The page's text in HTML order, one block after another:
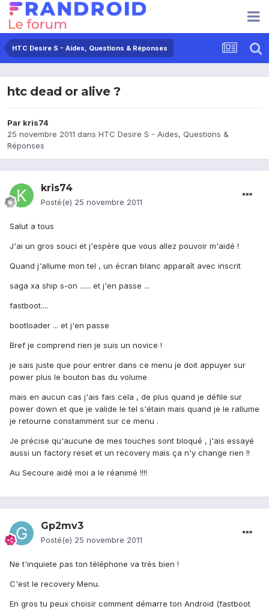
HTC Desire S - Aides, Questions & Réponses
htc dead or alive ?
Par kris74
25 novembre 2011 dans HTC Desire S - Aides, Questions &
Réponses
kris74
Posté(e) 25 novembre 2011
Salut a tous
J'ai un gros souci et j'espère que vous allez pouvoir m'aidé !
Quand j'allume mon tel , un écran blanc apparaît avec inscrit
saga xa ship s-on ...... et j'en passe ...
fastboot....
bootloader ... et j'en passe
Bref je comprend rien je suis un novice !
je sais juste que pour entrer dans ce menu je doit appuyer sur
power plus le bouton bas du volume
mais en aucun cas j'ais fais cela , de plus quand je défile sur
power down et que je valide le tel s'étain mais quand je le rallume
je retourne constamment sur ce menu .
Je précise qu'aucune de mes touches sont bloqué , j'ais essayé
aussi un factory reset et un recovery mais ça n'y change rien !!
Au Secoure aidé moi a le réanimé !!!!
Gp2mv3
Posté(e) 25 novembre 2011
Ne t'inquiete pas ton téléphone va très bien !
C'est le recovery Menu.
En gros tu peux choisir comment démarre ton Android (fastboot